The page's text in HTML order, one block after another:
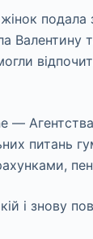
Валентину
—
питань
і знову